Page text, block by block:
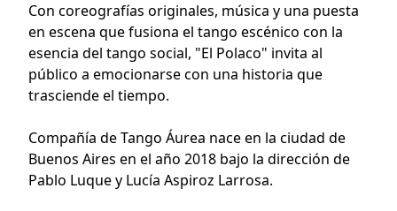
Con coreografías originales, música y una puesta
en escena que fusiona el tango escénico con la
esencia del tango social, "El Polaco" invita al
público a emocionarse con una historia que
trasciende el tiempo.
Compañía de Tango Áurea nace en la ciudad de
Buenos Aires en el año 2018 bajo la dirección de
Pablo Luque y Lucía Aspiroz Larrosa.